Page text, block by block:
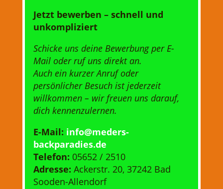
Jetzt bewerben – schnell und
unkompliziert
Schicke uns deine Bewerbung per E-
Mail oder ruf uns direkt an.
Auch ein kurzer Anruf oder
persönlicher Besuch ist jederzeit
willkommen – wir freuen uns darauf,
dich kennenzulernen.
E-Mail: info@meders-
backparadies.de
Telefon: 05652 / 2510
Adresse: Ackerstr. 20, 37242 Bad
Sooden-Allendorf